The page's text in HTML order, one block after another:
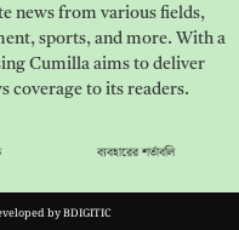
news from various fields,
sports, and more. With a
Cumilla aims to deliver
coverage to its readers.
ব্যবহারের শর্তাবলি
byBDIGITIC